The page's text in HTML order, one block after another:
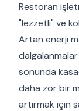
Restoran
"lezzetli" ve
Artan enerji
sonunda
daha zor bir
artırmak için